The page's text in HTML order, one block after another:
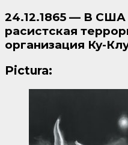
24.12.1865 — В США
расистская
организация Ку-
Pictura: